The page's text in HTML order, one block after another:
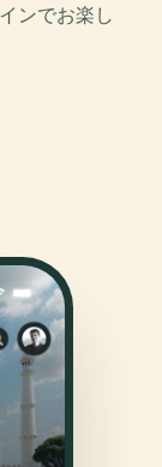
ンでお楽し